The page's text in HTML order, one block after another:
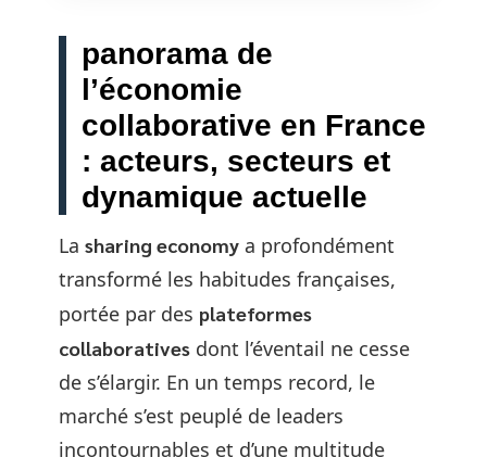
panorama de
l’économie
collaborative en France
: acteurs, secteurs et
dynamique actuelle
La sharing economy a profondément
transformé les habitudes françaises,
portée par des plateformes
collaboratives dont l’éventail ne cesse
de s’élargir. En un temps record, le
marché s’est peuplé de leaders
incontournables et d’une multitude